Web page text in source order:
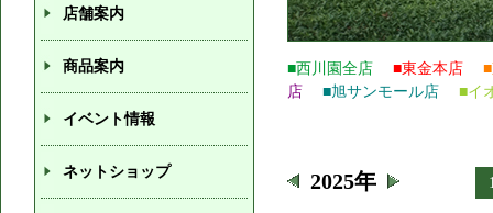
■西川園全店 ■東金本店
店
■旭サンモール店 ■イ
2025年
店舗案内
商品案内
イベント情報
ネットショップ